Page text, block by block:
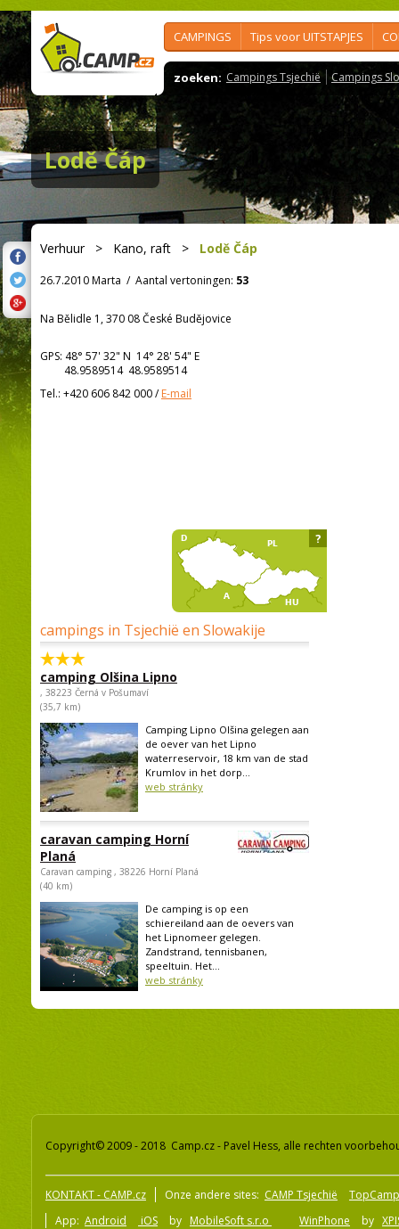
CAMPINGS Tips voor UITSTAPJES
zoeken: Campings Tsjechië Campings
Lodě Čáp
Verhuur> Kano, raft > Lodě Čáp
26.7.2010 Marta / Aantal vertoningen: 53
Na Bělidle 1, 370 08 České Budějovice
GPS: 48° 57' 32" N 14° 28' 54" E
48.9589514 48.9589514
Tel.: +420 606 842 000/E-mail
campings in Tsjechië en Slowakije
camping Olšina Lipno
, 38223 Černá v Pošumaví
(35,7 km)
Camping Lipno Olšina gelegen aan
de oever van het Lipno
waterreservoir, 18 km van de stad
Krumlov in het dorp...
web stránky
caravan camping Horní
Planá
Caravan camping , 38226 Horní Planá
(40 km)
De camping is op een
schiereiland aan de oevers van
het Lipnomeer gelegen.
Zandstrand, tennisbanen,
speeltuin. Het...
web stránky
?
Copyright© 2009 - 2018 Camp.cz - Pavel Hess, alle rechten
KONTAKT - CAMP.cz Onze andere sites: CAMP Tsjechië
App: Android iOS by MobileSoft s.r.o WinPhone by